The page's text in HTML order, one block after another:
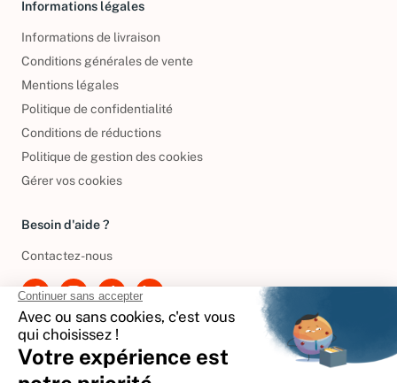
Informations légales
Informations de livraison
Conditions générales de vente
Mentions légales
Politique de confidentialité
Conditions de réductions
Politique de gestion des cookies
Gérer vos cookies
Besoin d'aide ?
Contactez-nous
International
🇪🇸 Espagne